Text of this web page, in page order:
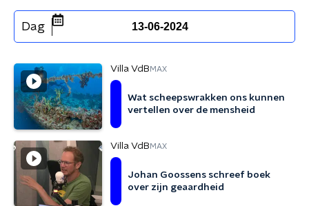
Dag 13-06-2024
Villa VdB MAX
Wat scheepswrakken ons kunnen
vertellen over de mensheid
Villa VdB MAX
Johan Goossens schreef boek
over zijn geaardheid